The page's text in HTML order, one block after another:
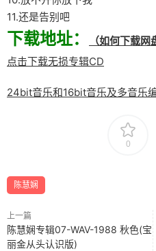
11.还是告别吧
下载地址：
（如何下载网
点击下载无损专辑CD
24bit音乐和16bit音乐及多音乐
0
陈慧娴
上一篇
陈慧娴专辑07-WAV-1988 秋色(宝
丽金从头认识版)